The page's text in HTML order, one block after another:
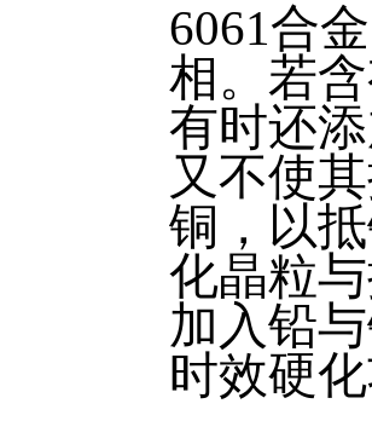
6061合
相。若
有时还
又不使
铜，以
化晶粒
加入铅
时效硬